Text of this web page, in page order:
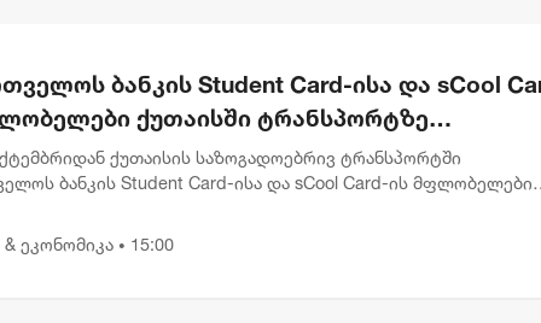
ბანკის Student Card-ისა და sCool
ქუთაისში ტრანსპორტზე
ტარიფით ისარგებლებენ
ქუთაისის საზოგადოებრივ ტრანსპორტში
ბანკის Student Card-ისა და sCool Card-ის მფლობელები
მოსწავლეებისთვ...
& ეკონომიკა • 15:00